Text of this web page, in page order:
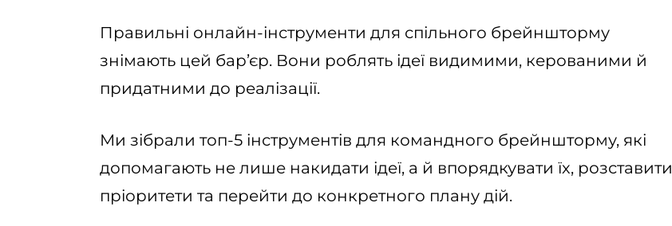
Правильні онлайн-інструменти для спільного брейншторму
знімають цей бар’єр. Вони роблять ідеї видимими, керованими й
придатними до реалізації.
Ми зібрали топ-5 інструментів для командного брейншторму, які
допомагають не лише накидати ідеї, а й впорядкувати їх, розставити
пріоритети та перейти до конкретного плану дій.